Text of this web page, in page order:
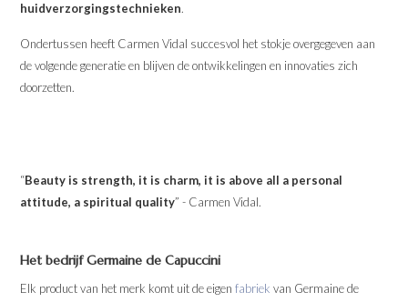
huidverzorgingstechnieken.
Ondertussen heeft Carmen Vidal succesvol het stokje overgegeven aan
de volgende generatie en blijven de ontwikkelingen en innovaties zich
doorzetten.
“Beauty is strength, it is charm, it is above all a personal
attitude, a spiritual quality” - Carmen Vidal.
Het bedrijf Germaine de Capuccini
Elk product van het merk komt uit de eigenfabriek van Germaine de